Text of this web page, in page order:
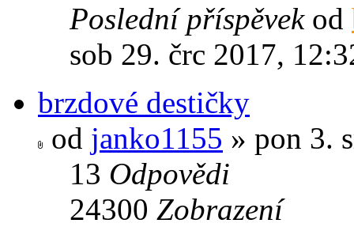
Poslední příspěvek od
sob 29. črc 2017,
brzdové destičky
od janko1155 » pon 3.
13 Odpovědi
24300 Zobrazení